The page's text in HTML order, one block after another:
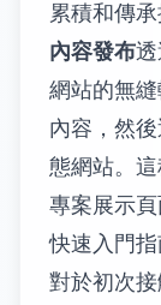
累積和傳承
內容發布
網站的無
內容，然
態網站。這
專案展示頁
快速入門
對於初次